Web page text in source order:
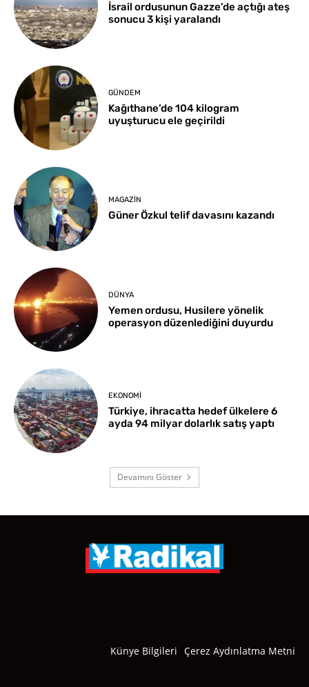
İsrail ordusunun Gazze’de açtığı ateş
sonucu 3 kişi yaralandı
GÜNDEM
Kağıthane’de 104 kilogram
uyuşturucu ele geçirildi
MAGAZIN
Güner Özkul telif davasını kazandı
DÜNYA
Yemen ordusu, Husilere yönelik
operasyon düzenlediğini duyurdu
EKONOMI
Türkiye, ihracatta hedef ülkelere 6
ayda 94 milyar dolarlık satış yaptı
Devamını Göster
Künye Bilgileri Çerez Aydınlatma Metni